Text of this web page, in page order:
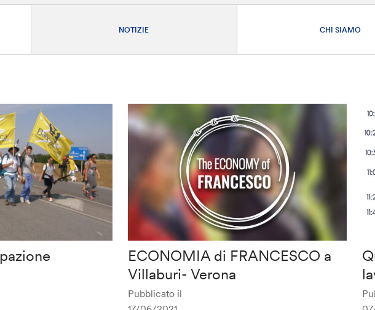
NOTIZIE CHI SIAMO
ECONOMIA di FRANCESCO a
Villaburi- Verona
Pubblicato il